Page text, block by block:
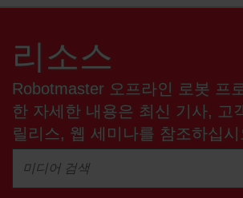
Robotmaster 소프트웨어
적용 분야
리소스
Robotmaster 오프라인 로봇 프
한 자세한 내용은 최신 기사, 고
릴리스, 웹 세미나를 참조하십시